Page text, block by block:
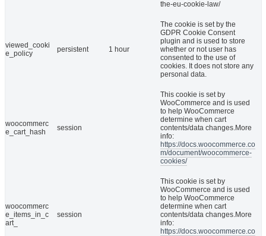
the-eu-cookie-law/
viewed_cooki
e_policy
persistent 1 hour
The cookie is set by the
GDPR Cookie Consent
plugin and is used to store
whether or not user has
consented to the use of
cookies. It does not store any
personal data.
woocommerc
e_cart_hash
session
This cookie is set by
WooCommerce and is used
to help WooCommerce
determine when cart
contents/data changes.More
info:
https://docs.woocommerce.co
m/document/woocommerce-
cookies/
woocommerc
e_items_in_c
art_
session
This cookie is set by
WooCommerce and is used
to help WooCommerce
determine when cart
contents/data changes.More
info:
https://docs.woocommerce.co